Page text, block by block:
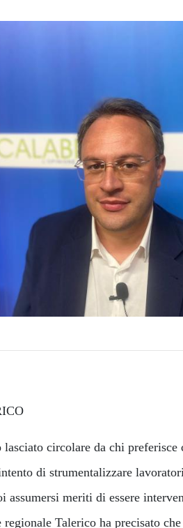
lasciato circolare da chi
di strumentalizzare
assumersi meriti di essere
Talerico ha precisato